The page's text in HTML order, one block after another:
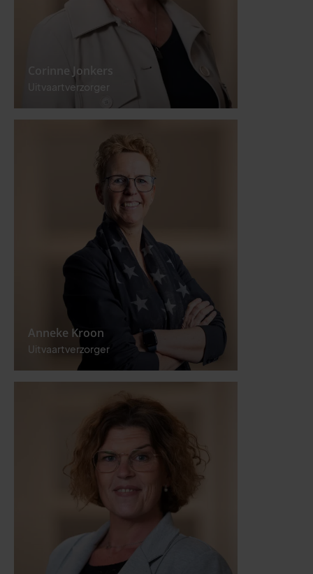
Corinne Jonkers
Uitvaartverzorger
Anneke Kroon
Uitvaartverzorger